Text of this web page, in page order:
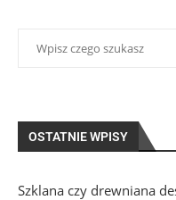
OSTATNIE WPISY
Szklana czy drewniana